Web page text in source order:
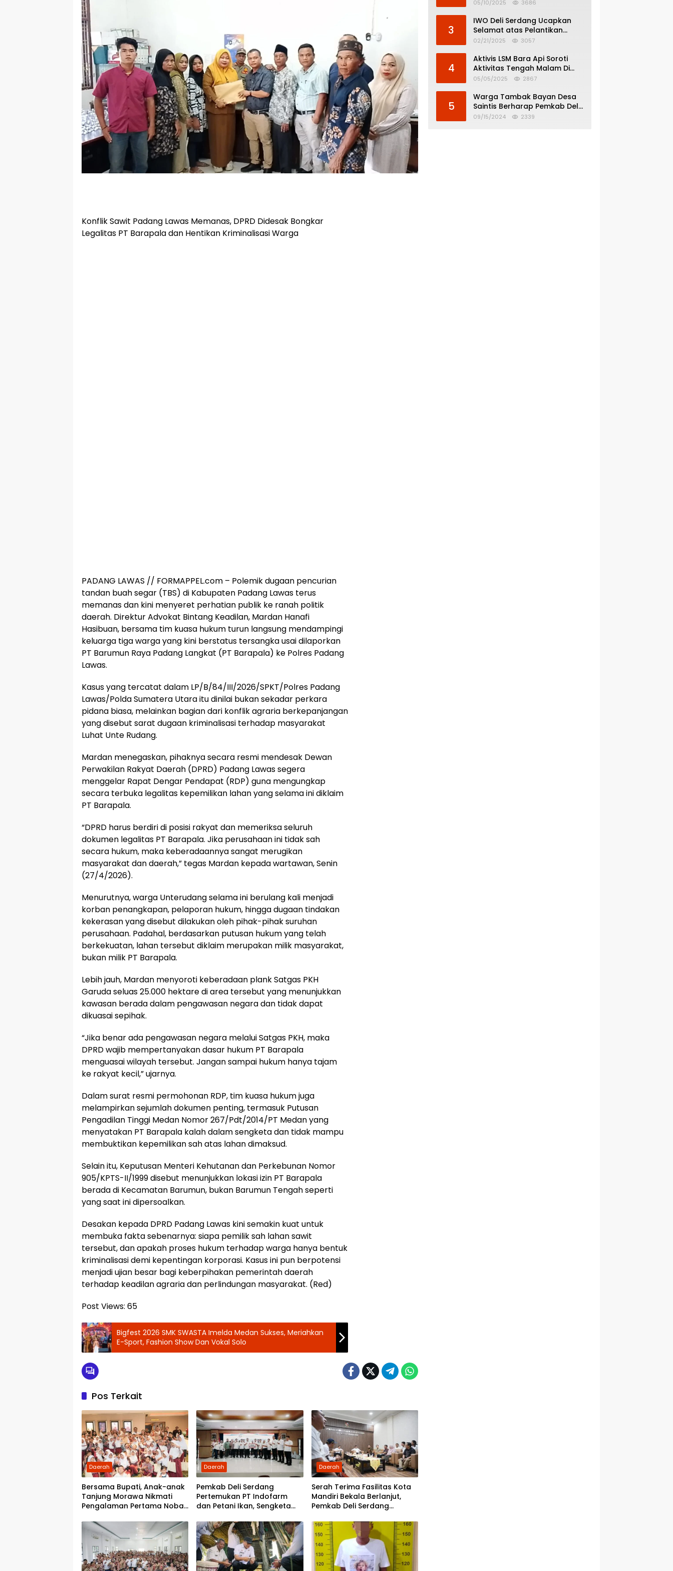
Konflik Sawit Padang Lawas Memanas, DPRD Didesak Bongkar
Legalitas PT Barapala dan Hentikan Kriminalisasi Warga
PADANG LAWAS // FORMAPPEL.com – Polemik dugaan pencurian
tandan buah segar (TBS) di Kabupaten Padang Lawas terus
memanas dan kini menyeret perhatian publik ke ranah politik
daerah. Direktur Advokat Bintang Keadilan, Mardan Hanafi
Hasibuan, bersama tim kuasa hukum turun langsung mendampingi
keluarga tiga warga yang kini berstatus tersangka usai dilaporkan
PT Barumun Raya Padang Langkat (PT Barapala) ke Polres Padang
Lawas.
Kasus yang tercatat dalam LP/B/84/III/2026/SPKT/Polres Padang
Lawas/Polda Sumatera Utara itu dinilai bukan sekadar perkara
pidana biasa, melainkan bagian dari konflik agraria berkepanjangan
yang disebut sarat dugaan kriminalisasi terhadap masyarakat
Luhat Unte Rudang.
Mardan menegaskan, pihaknya secara resmi mendesak Dewan
Perwakilan Rakyat Daerah (DPRD) Padang Lawas segera
menggelar Rapat Dengar Pendapat (RDP) guna mengungkap
secara terbuka legalitas kepemilikan lahan yang selama ini diklaim
PT Barapala.
“DPRD harus berdiri di posisi rakyat dan memeriksa seluruh
dokumen legalitas PT Barapala. Jika perusahaan ini tidak sah
secara hukum, maka keberadaannya sangat merugikan
masyarakat dan daerah,” tegas Mardan kepada wartawan, Senin
(27/4/2026).
Menurutnya, warga Unterudang selama ini berulang kali menjadi
korban penangkapan, pelaporan hukum, hingga dugaan tindakan
kekerasan yang disebut dilakukan oleh pihak-pihak suruhan
perusahaan. Padahal, berdasarkan putusan hukum yang telah
berkekuatan, lahan tersebut diklaim merupakan milik masyarakat,
bukan milik PT Barapala.
Lebih jauh, Mardan menyoroti keberadaan plank Satgas PKH
Garuda seluas 25.000 hektare di area tersebut yang menunjukkan
kawasan berada dalam pengawasan negara dan tidak dapat
dikuasai sepihak.
“Jika benar ada pengawasan negara melalui Satgas PKH, maka
DPRD wajib mempertanyakan dasar hukum PT Barapala
menguasai wilayah tersebut. Jangan sampai hukum hanya tajam
ke rakyat kecil,” ujarnya.
Dalam surat resmi permohonan RDP, tim kuasa hukum juga
melampirkan sejumlah dokumen penting, termasuk Putusan
Pengadilan Tinggi Medan Nomor 267/Pdt/2014/PT Medan yang
menyatakan PT Barapala kalah dalam sengketa dan tidak mampu
membuktikan kepemilikan sah atas lahan dimaksud.
Selain itu, Keputusan Menteri Kehutanan dan Perkebunan Nomor
905/KPTS-II/1999 disebut menunjukkan lokasi izin PT Barapala
berada di Kecamatan Barumun, bukan Barumun Tengah seperti
yang saat ini dipersoalkan.
Desakan kepada DPRD Padang Lawas kini semakin kuat untuk
membuka fakta sebenarnya: siapa pemilik sah lahan sawit
tersebut, dan apakah proses hukum terhadap warga hanya bentuk
kriminalisasi demi kepentingan korporasi. Kasus ini pun berpotensi
menjadi ujian besar bagi keberpihakan pemerintah daerah
terhadap keadilan agraria dan perlindungan masyarakat. (Red)
Post Views: 65
Bigfest 2026 SMK SWASTA Imelda Medan Sukses, Meriahkan
E-Sport, Fashion Show Dan Vokal Solo
Pos Terkait
Daerah
Bersama Bupati, Anak-anak
Tanjung Morawa Nikmati
Pengalaman Pertama Nobar
Daerah
Pemkab Deli Serdang
Pertemukan PT Indofarm
dan Petani Ikan, Sengketa
Daerah
Serah Terima Fasilitas Kota
Mandiri Bekala Berlanjut,
Pemkab Deli Serdang
05/10/2025 3686
3
IWO Deli Serdang Ucapkan
Selamat atas Pelantikan
Bupati dan Wakil Bupati Deli
02/21/2025 3057
4
Aktivis LSM Bara Api Soroti
Aktivitas Tengah Malam Di
SPBU 14.213.228 Bandar Tinggi
05/05/2025 2867
5
Warga Tambak Bayan Desa
Saintis Berharap Pemkab Deli
Serdang Atasi Banjir
09/15/2024 2339